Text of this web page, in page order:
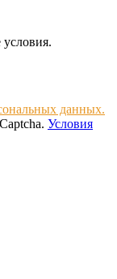
данных.
Условия